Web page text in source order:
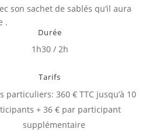
son sachet de sablés qu’il aura
.
Durée
1h30 / 2h
Tarifs
particuliers: 360 € TTC jusqu’à 10
+ 36 € par participant
supplémentaire